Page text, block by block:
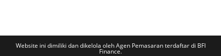
Website ini dimiliki dan dikelola oleh Agen Pemasaran terdaftar di BFI
Finance.